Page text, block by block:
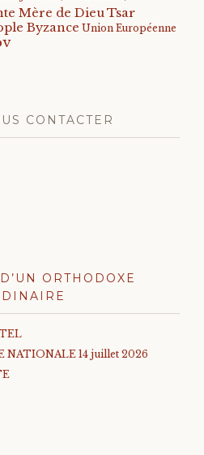
Mère de DieuTsar
Byzance Union Européenne
CONTACTER
ORTHODOXE
NATIONALE 14 juillet 2026